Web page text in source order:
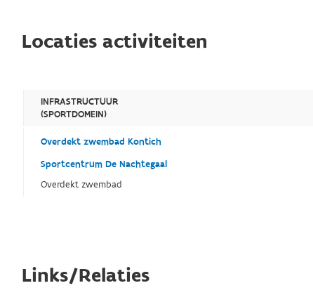
Locaties activiteiten
INFRASTRUCTUUR
(SPORTDOMEIN)
Overdekt zwembad Kontich
Sportcentrum De Nachtegaal
Overdekt zwembad
Links/Relaties